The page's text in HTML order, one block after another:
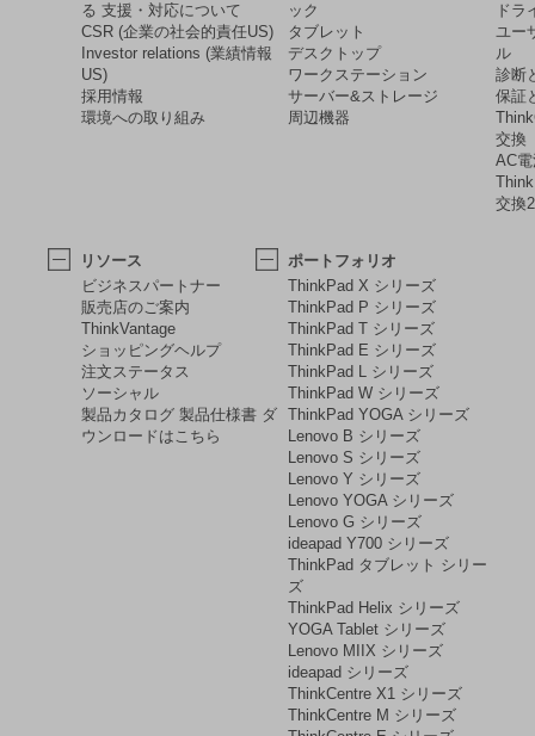
る 支援・対応について
CSR (企業の社会的責任US)
Investor relations (業績情報
US)
採用情報
環境への取り組み
ック
タブレット
デスクトップ
ワークステーション
サーバー&ストレージ
周辺機器
ドラ
ユー
ル
診断
保証
交換
AC
交換
リソース
ビジネスパートナー
販売店のご案内
ThinkVantage
ショッピングヘルプ
注文ステータス
ソーシャル
製品カタログ 製品仕様書 ダ
ウンロードはこちら
ポートフォリオ
ThinkPad X シリーズ
ThinkPad P シリーズ
ThinkPad T シリーズ
ThinkPad E シリーズ
ThinkPad L シリーズ
ThinkPad W シリーズ
ThinkPad YOGA シリーズ
Lenovo B シリーズ
Lenovo S シリーズ
Lenovo Y シリーズ
Lenovo YOGA シリーズ
Lenovo G シリーズ
ideapad Y700 シリーズ
ThinkPad タブレット シリー
ズ
ThinkPad Helix シリーズ
YOGA Tablet シリーズ
Lenovo MIIX シリーズ
ideapad シリーズ
ThinkCentre X1 シリーズ
ThinkCentre M シリーズ